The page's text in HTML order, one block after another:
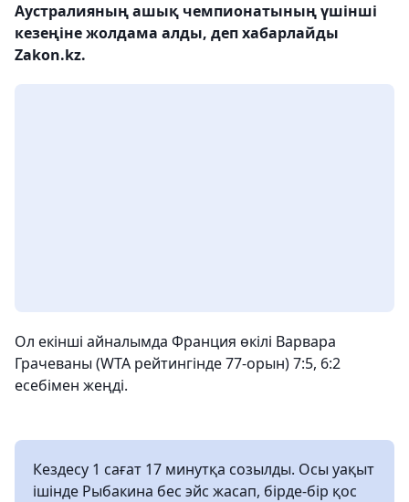
Аустралияның ашық чемпионатының үшінші
кезеңіне жолдама алды, деп хабарлайды
Zakon.kz.
Ол екінші айналымда Франция өкілі Варвара
Грачеваны (WTA рейтингінде 77-орын) 7:5, 6:2
есебімен жеңді.
Кездесу 1 сағат 17 минутқа созылды. Осы уақыт
ішінде Рыбакина бес эйс жасап, бірде-бір қос